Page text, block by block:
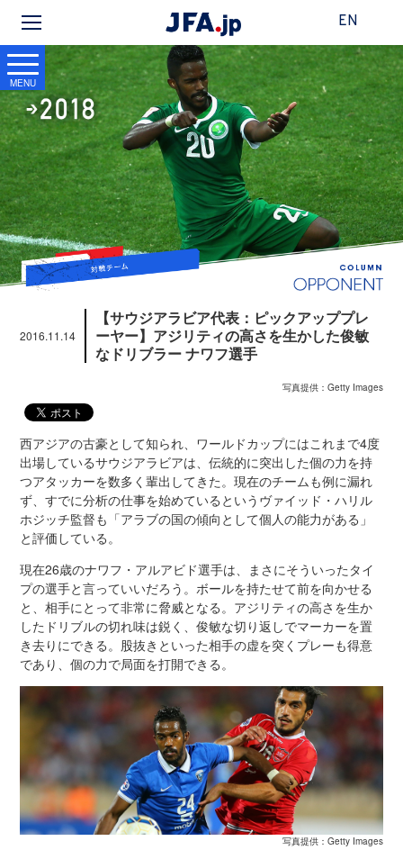
EN
MENU
2016.11.14
【サウジアラビア代表：ピックアッププレ
ーヤー】アジリティの高さを生かした俊敏
なドリブラー ナワフ選手
写真提供：Getty Images
西アジアの古豪として知られ、ワールドカップにはこれまで4度
出場しているサウジアラビアは、伝統的に突出した個の力を持
つアタッカーを数多く輩出してきた。現在のチームも例に漏れ
ず、すでに分析の仕事を始めているというヴァイッド・ハリル
ホジッチ監督も「アラブの国の傾向として個人の能力がある」
と評価している。
現在26歳のナワフ・アルアビド選手は、まさにそういったタイ
プの選手と言っていいだろう。ボールを持たせて前を向かせる
と、相手にとって非常に脅威となる。アジリティの高さを生か
したドリブルの切れ味は鋭く、俊敏な切り返しでマーカーを置
き去りにできる。股抜きといった相手の虚を突くプレーも得意
であり、個の力で局面を打開できる。
写真提供：Getty Images